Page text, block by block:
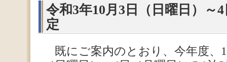
令和3年10月3日（日曜日）～
定
既にご案内のとおり、今年度、